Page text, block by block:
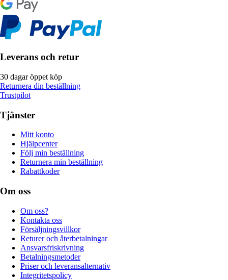
Leverans och retur
30 dagar öppet köp
Returnera din beställning
Trustpilot
Tjänster
Mitt konto
Hjälpcenter
Följ min beställning
Returnera min beställning
Rabattkoder
Om oss
Om oss?
Kontakta oss
Försäljningsvillkor
Returer och återbetalningar
Ansvarsfriskrivning
Betalningsmetoder
Priser och leveransalternativ
Integritetspolicy